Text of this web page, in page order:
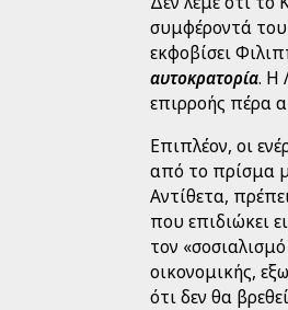
συμφέροντά του
εκφοβίσει
αυτοκρατορία. Η
επιρροής πέρα
Επιπλέον, οι
από το πρίσμα
Αντίθετα,
που επιδιώκει
τον
οικονομικής,
ότι δεν θα